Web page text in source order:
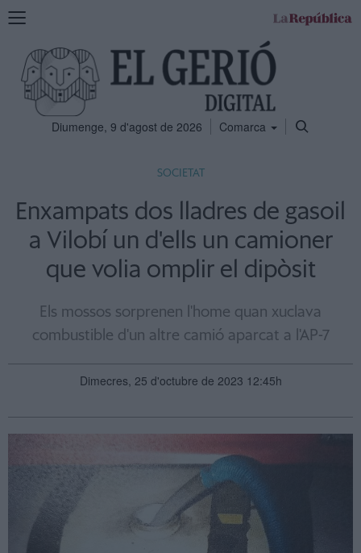
Mostra
navegació
Diumenge, 9 d'agost de 2026 Comarca
SOCIETAT
Enxampats dos lladres de gasoil
a Vilobí un d'ells un camioner
que volia omplir el dipòsit
Els mossos sorprenen l'home quan xuclava
combustible d'un altre camió aparcat a l'AP-7
Dimecres, 25 d'octubre de 2023 12:45h